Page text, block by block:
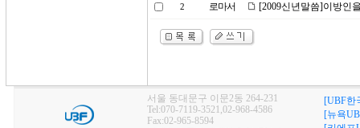
2 로마서 [2009신년말씀]이방인
서울 동대문구 이문2동 264-231
Tel:070-7119-3521,02-968-4586
Fax:02-965-8594
[UBF한
[뉴욕